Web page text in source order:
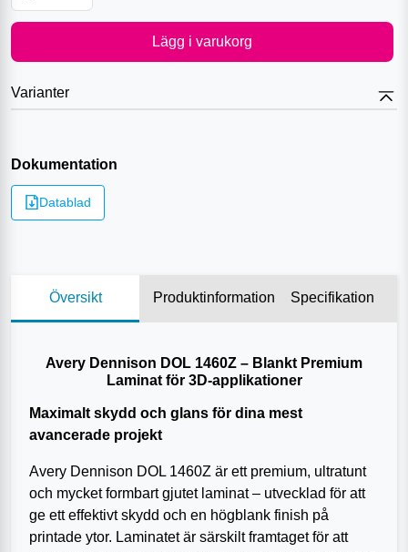
Lägg i varukorg
Varianter
Dokumentation
Datablad
Översikt Produktinformation Specifikation
Avery Dennison DOL 1460Z – Blankt Premium
Laminat för 3D-applikationer
Maximalt skydd och glans för dina mest
avancerade projekt
Avery Dennison DOL 1460Z är ett premium, ultratunt
och mycket formbart gjutet laminat – utvecklad för att
ge ett effektivt skydd och en högblank finish på
printade ytor. Laminatet är särskilt framtaget för att